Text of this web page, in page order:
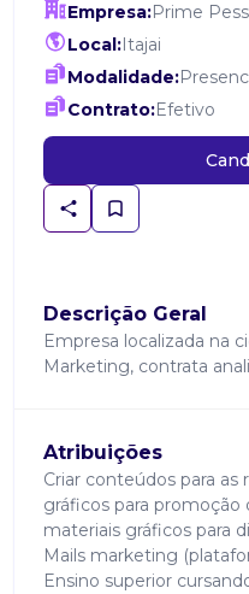
Empresa:Prime
Local:Itajai
Modalidade:
Contrato:Efetivo
Descrição Geral
Empresa localizada na
Marketing, contrata
Atribuições
Criar conteúdos para as
gráficos para promoção
materiais gráficos para
Mails marketing
Ensino superior